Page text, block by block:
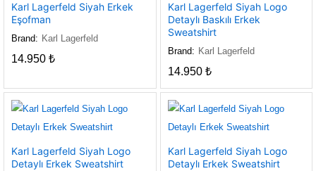
Karl Lagerfeld Siyah Erkek
Eşofman
Brand: Karl Lagerfeld
14.950 ₺
Karl Lagerfeld Siyah Logo
Detaylı Baskılı Erkek
Sweatshirt
Brand: Karl Lagerfeld
14.950 ₺
Karl Lagerfeld Siyah Logo
Detaylı Erkek Sweatshirt
Karl Lagerfeld Siyah Logo
Detaylı Erkek Sweatshirt